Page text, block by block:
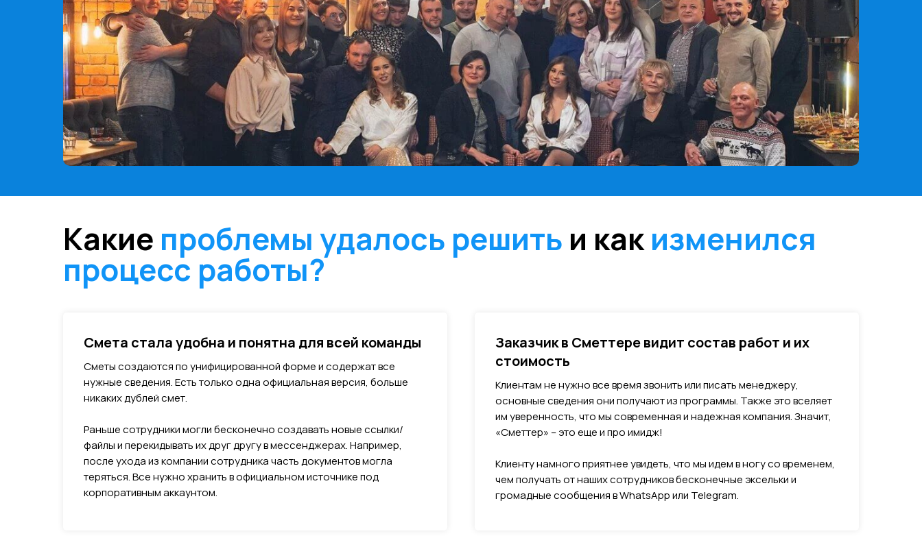
Какие проблемы удалось решить и какизменился
процесс работы?
Смета стала удобна и понятна для всей команды
Сметы создаются по унифицированной форме и содержат все
нужные сведения. Есть только одна официальная версия, больше
никаких дублей смет.
Раньше сотрудники могли бесконечно создавать новые ссылки/
файлы и перекидывать их друг другу в мессенджерах. Например,
после ухода из компании сотрудника часть документов могла
теряться. Все нужно хранить в официальном источнике под
корпоративным аккаунтом.
Заказчик в Сметтере видит состав работ и их
стоимость
Клиентам не нужно все время звонить или писать менеджеру,
основные сведения они получают из программы. Также это вселяет
им уверенность, что мы современная и надежная компания. Значит,
«Сметтер» – это еще и про имидж!
Клиенту намного приятнее увидеть, что мы идем в ногу со временем,
чем получать от наших сотрудников бесконечные эксельки и
громадные сообщения в WhatsApp или Telegram.